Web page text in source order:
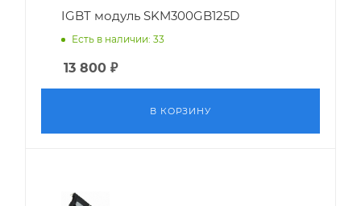
IGBT модуль SKM300GB125D
Есть в наличии: 33
13 800 ₽
В КОРЗИНУ